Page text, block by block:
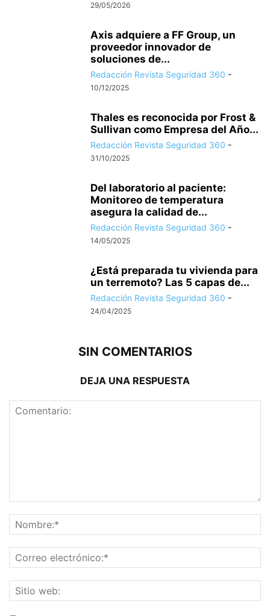
29/05/2026
Axis adquiere a FF Group, un
proveedor innovador de
soluciones de...
Redacción Revista Seguridad 360 -
10/12/2025
Thales es reconocida por Frost &
Sullivan como Empresa del Año...
Redacción Revista Seguridad 360 -
31/10/2025
Del laboratorio al paciente:
Monitoreo de temperatura
asegura la calidad de...
Redacción Revista Seguridad 360 -
14/05/2025
¿Está preparada tu vivienda para
un terremoto? Las 5 capas de...
Redacción Revista Seguridad 360 -
24/04/2025
SIN COMENTARIOS
DEJA UNA RESPUESTA